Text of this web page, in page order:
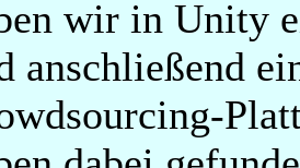
wir in Unity
anschließend